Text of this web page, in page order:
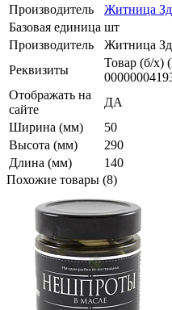
Производитель
Житница
Базовая единица шт
Производитель
Житница
Реквизиты
Товар (б/
Отображать на
сайте
ДА
Ширина (мм)
50
Высота (мм)
290
Длина (мм)
140
Похожие товары (8)